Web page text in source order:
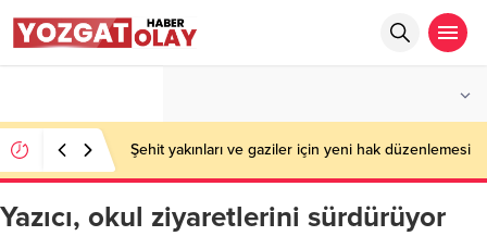
Şehit yakınları ve gaziler için yeni hak düzenlemesi
Yazıcı, okul ziyaretlerini sürdürüyor